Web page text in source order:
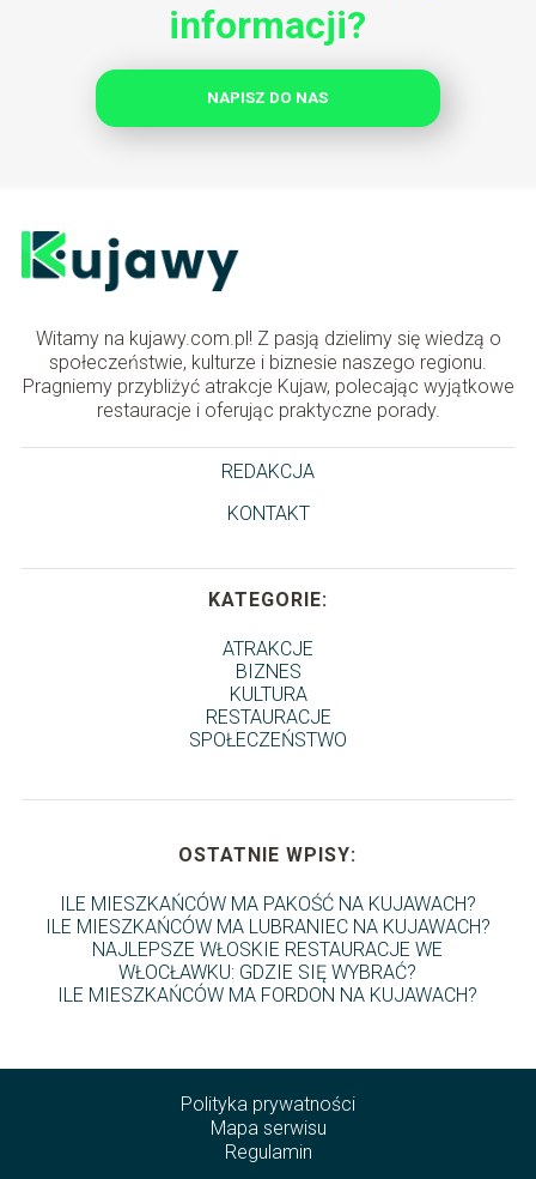
informacji?
NAPISZ DO NAS
Witamy na kujawy.com.pl! Z pasją dzielimy się wiedzą o
społeczeństwie, kulturze i biznesie naszego regionu.
Pragniemy przybliżyć atrakcje Kujaw, polecając wyjątkowe
restauracje i oferując praktyczne porady.
REDAKCJA
KONTAKT
KATEGORIE:
ATRAKCJE
BIZNES
KULTURA
RESTAURACJE
SPOŁECZEŃSTWO
OSTATNIE WPISY:
ILE MIESZKAŃCÓW MA PAKOŚĆ NA KUJAWACH?
ILE MIESZKAŃCÓW MA LUBRANIEC NA KUJAWACH?
NAJLEPSZE WŁOSKIE RESTAURACJE WE
WŁOCŁAWKU: GDZIE SIĘ WYBRAĆ?
ILE MIESZKAŃCÓW MA FORDON NA KUJAWACH?
Polityka prywatności
Mapa serwisu
Regulamin